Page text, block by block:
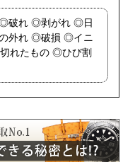
破れ 剥がれ
日
外れ 破損
イニ
れたもの
ひび割